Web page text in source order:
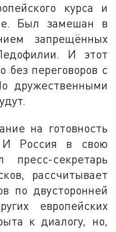
курса и
Был замешан в
запрещённых
И этот
без переговоров с
дружественными
на готовность
И Россия в свою
пресс-секретарь
рассчитывает
по двусторонней
европейских
к диалогу, но,